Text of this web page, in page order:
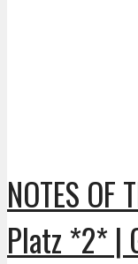
NOTES OF
Platz *2* |